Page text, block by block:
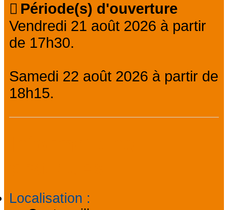
Période(s) d'ouverture
Vendredi 21 août 2026 à partir
de 17h30.
Samedi 22 août 2026 à partir de
18h15.
Localisation :